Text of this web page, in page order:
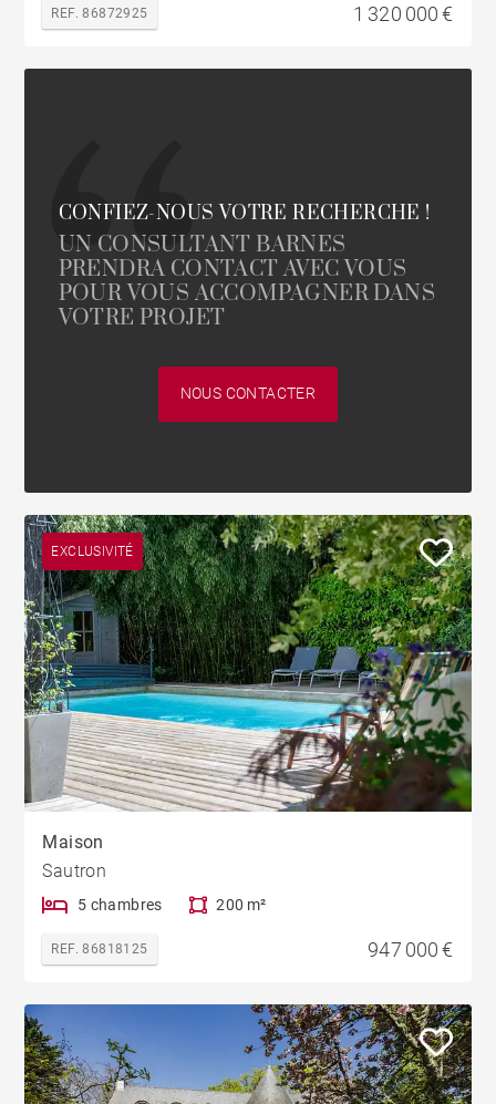
REF. 86872925 1 320 000 €
CONFIEZ-NOUS VOTRE RECHERCHE !
UN CONSULTANT BARNES
PRENDRA CONTACT AVEC VOUS
POUR VOUS ACCOMPAGNER DANS
VOTRE PROJET
NOUS CONTACTER
EXCLUSIVITÉ
Maison
Sautron
5 chambres 200 m²
REF. 86818125 947 000 €